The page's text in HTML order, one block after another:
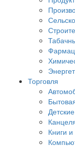
Торговля
Книги